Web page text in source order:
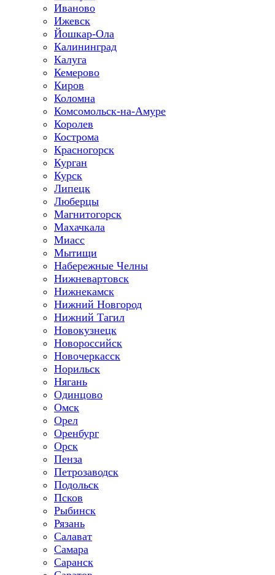
Иваново
Ижевск
Йошкар-Ола
Калининград
Калуга
Кемерово
Киров
Коломна
Комсомольск-на-Амуре
Королев
Кострома
Красногорск
Курган
Курск
Липецк
Люберцы
Магнитогорск
Махачкала
Миасс
Мытищи
Набережные Челны
Нижневартовск
Нижнекамск
Нижний Новгород
Нижний Тагил
Новокузнецк
Новороссийск
Новочеркасск
Норильск
Нягань
Одинцово
Омск
Орел
Оренбург
Орск
Пенза
Петрозаводск
Подольск
Псков
Рыбинск
Рязань
Салават
Самара
Саранск